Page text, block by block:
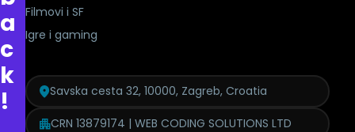
a
c
k
!
Filmovi i SF
Igre i gaming
Savska cesta 32, 10000, Zagreb, Croatia
CRN 13879174 | WEB CODING SOLUTIONS LTD